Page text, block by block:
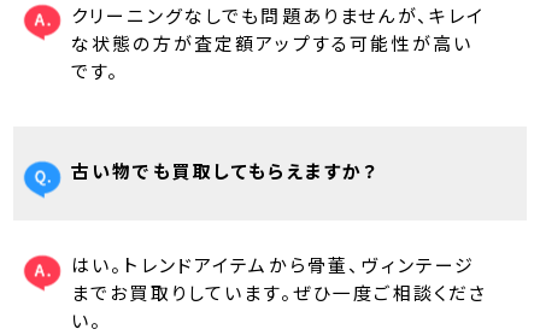
クリーニングなしでも問題ありませんが、キレイ
な状態の方が査定額アップする可能性が高い
です。
古い物でも買取してもらえますか？
はい。トレンドアイテムから骨董、ヴィンテージ
までお買取りしています。ぜひ一度ご相談くださ
い。